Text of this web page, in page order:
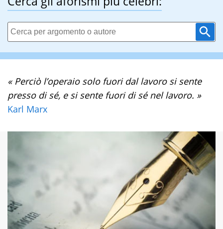
« Perciò l’operaio solo fuori dal lavoro si sente
presso di sé, e si sente fuori di sé nel lavoro. »
Karl Marx